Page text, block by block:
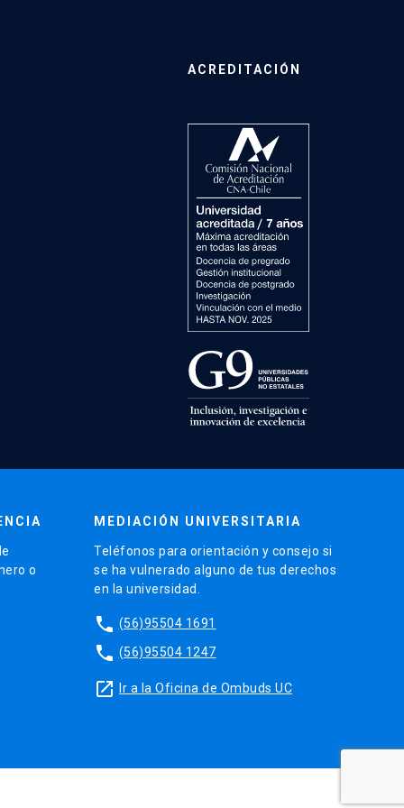
ACREDITACIÓN
o
MEDIACIÓN UNIVERSITARIA
Teléfonos para orientación y consejo si
se ha vulnerado alguno de tus derechos
en la universidad.
phone (56)95504 1691
phone (56)95504 1247
launch Ir a la Oficina de Ombuds UC